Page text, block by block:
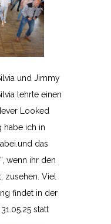
und Jimmy
lehrte einen
Looked
habe ich in
das
wenn ihr den
zusehen. Viel
findet in der
statt